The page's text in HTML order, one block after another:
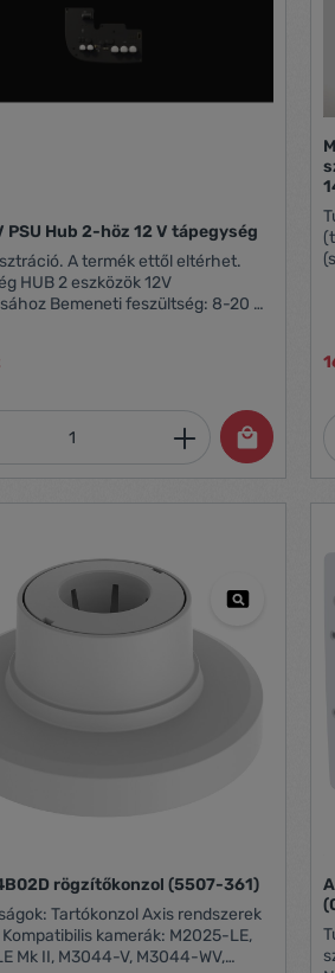
PSU Hub 2-höz 12 V tápegység
A termék ettől eltérhet.
HUB 2 eszközök 12V
8-20 V
Adja meg
rögzítőkonzol (5507-361)
Axis rendszerek
kamerák: M2025-LE,
Mk II, M3044-V, M3044-WV,